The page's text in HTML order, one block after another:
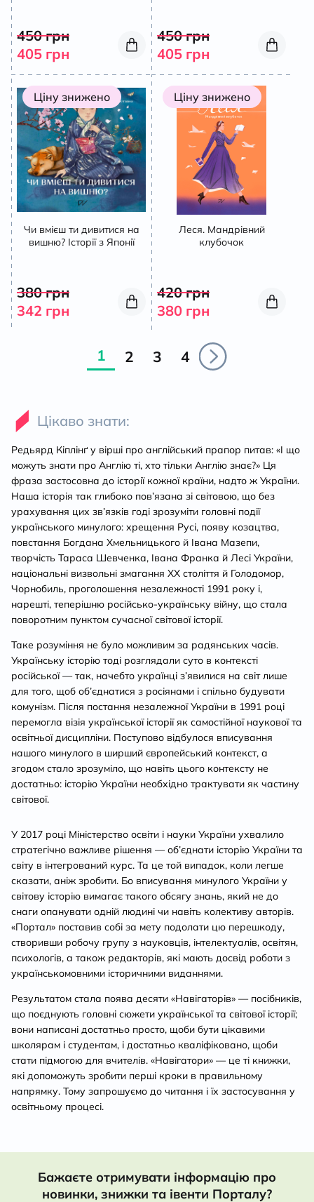
450грн
405 грн
450грн
405 грн
Ціну знижено
Чи вмієш ти дивитися на
вишню? Історії з Японії
380грн
342 грн
Ціну знижено
Леся. Мандрівний
клубочок
420грн
380 грн
1 2 3 4
Цікаво знати:
Редьярд Кіплінґ у вірші про англійський прапор питав: «І що
можуть знати про Англію ті, хто тільки Англію знає?» Ця
фраза застосовна до історії кожної країни, надто ж України.
Наша історія так глибоко пов’язана зі світовою, що без
урахування цих зв’язків годі зрозуміти головні події
українського минулого: хрещення Русі, появу козацтва,
повстання Богдана Хмельницького й Івана Мазепи,
творчість Тараса Шевченка, Івана Франка й Лесі України,
національні визвольні змагання ХХ століття й Голодомор,
Чорнобиль, проголошення незалежності 1991 року і,
нарешті, теперішню російсько-українську війну, що стала
поворотним пунктом сучасної світової історії.
Таке розуміння не було можливим за радянських часів.
Українську історію тоді розглядали суто в контексті
російської — так, начебто українці з’явилися на світ лише
для того, щоб об’єднатися з росіянами і спільно будувати
комунізм. Після постання незалежної України в 1991 році
перемогла візія української історії як самостійної наукової та
освітньої дисципліни. Поступово відбулося вписування
нашого минулого в ширший європейський контекст, а
згодом стало зрозуміло, що навіть цього контексту не
достатньо: історію України необхідно трактувати як частину
світової.
У 2017 році Міністерство освіти і науки України ухвалило
стратегічно важливе рішення — об’єднати історію України та
світу в інтегрований курс. Та це той випадок, коли легше
сказати, аніж зробити. Бо вписування минулого України у
світову історію вимагає такого обсягу знань, який не до
снаги опанувати одній людині чи навіть колективу авторів.
«Портал» поставив собі за мету подолати цю перешкоду,
створивши робочу групу з науковців, інтелектуалів, освітян,
психологів, а також редакторів, які мають досвід роботи з
українськомовними історичними виданнями.
Результатом стала поява десяти «Навігаторів» — посібників,
що поєднують головні сюжети української та світової історії;
вони написані достатньо просто, щоби бути цікавими
школярам і студентам, і достатньо кваліфіковано, щоби
стати підмогою для вчителів. «Навігатори» — це ті книжки,
які допоможуть зробити перші кроки в правильному
напрямку. Тому запрошуємо до читання і їх застосування у
освітньому процесі.
Бажаєте отримувати інформацію про
новинки, знижки та івенти Порталу?